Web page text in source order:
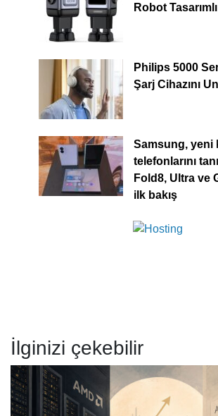
Robot
Philips 5000
Şarj Cihazını
Samsung, yeni
telefonlarını
Fold8, Ultra ve
ilk bakış
İlginizi çekebilir